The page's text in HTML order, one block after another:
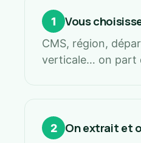
1 Vous
CMS, région,
verticale… on part
2 On extrait et